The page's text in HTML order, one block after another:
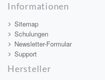
Informationen
Sitemap
Schulungen
Newsletter-Formular
Support
Hersteller